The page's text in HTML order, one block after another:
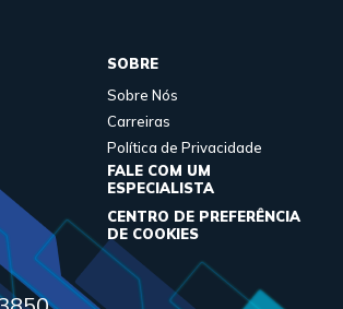
SOBRE
Sobre Nós
Carreiras
Política de Privacidade
FALE COM UM
ESPECIALISTA
CENTRO DE PREFERÊNCIA
DE COOKIES